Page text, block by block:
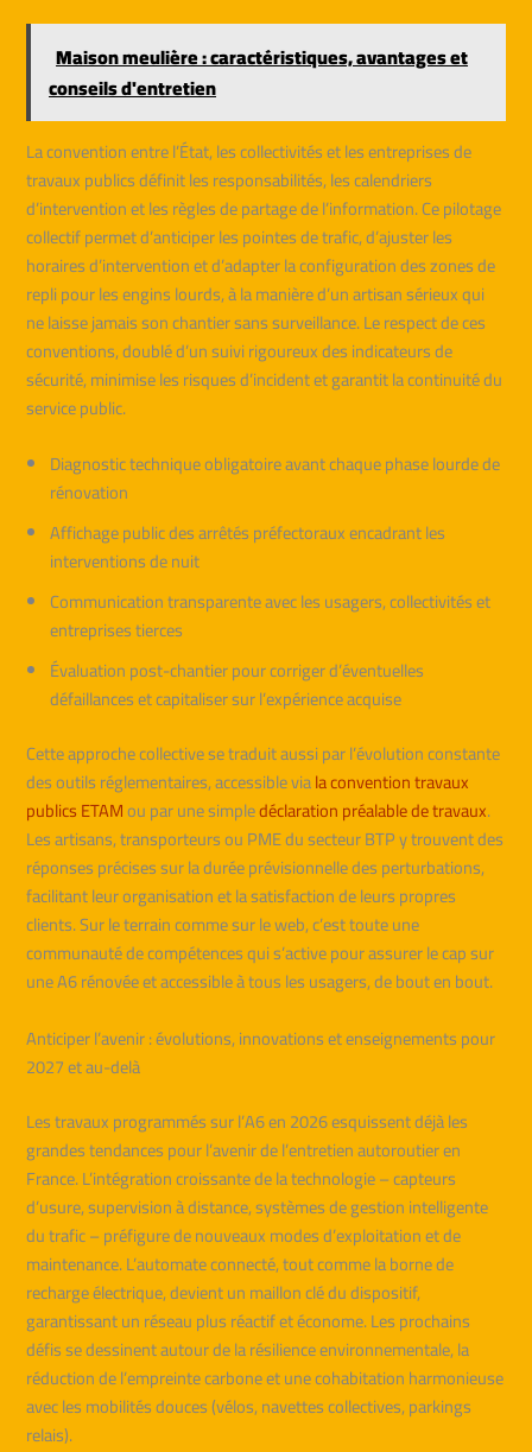
Maison meulière : caractéristiques, avantages et
conseils d'entretien
La convention entre l’État, les collectivités et les entreprises de
travaux publics définit les responsabilités, les calendriers
d’intervention et les règles de partage de l’information. Ce pilotage
collectif permet d’anticiper les pointes de trafic, d’ajuster les
horaires d’intervention et d’adapter la configuration des zones de
repli pour les engins lourds, à la manière d’un artisan sérieux qui
ne laisse jamais son chantier sans surveillance. Le respect de ces
conventions, doublé d’un suivi rigoureux des indicateurs de
sécurité, minimise les risques d’incident et garantit la continuité du
service public.
Diagnostic technique obligatoire avant chaque phase lourde de
rénovation
Affichage public des arrêtés préfectoraux encadrant les
interventions de nuit
Communication transparente avec les usagers, collectivités et
entreprises tierces
Évaluation post-chantier pour corriger d’éventuelles
défaillances et capitaliser sur l’expérience acquise
Cette approche collective se traduit aussi par l’évolution constante
des outils réglementaires, accessible viala convention travaux
publics ETAMou par une simpledéclaration préalable de travaux.
Les artisans, transporteurs ou PME du secteur BTP y trouvent des
réponses précises sur la durée prévisionnelle des perturbations,
facilitant leur organisation et la satisfaction de leurs propres
clients. Sur le terrain comme sur le web, c’est toute une
communauté de compétences qui s’active pour assurer le cap sur
une A6 rénovée et accessible à tous les usagers, de bout en bout.
Anticiper l’avenir : évolutions, innovations et enseignements pour
2027 et au-delà
Les travaux programmés sur l’A6 en 2026 esquissent déjà les
grandes tendances pour l’avenir de l’entretien autoroutier en
France. L’intégration croissante de la technologie – capteurs
d’usure, supervision à distance, systèmes de gestion intelligente
du trafic – préfigure de nouveaux modes d’exploitation et de
maintenance. L’automate connecté, tout comme la borne de
recharge électrique, devient un maillon clé du dispositif,
garantissant un réseau plus réactif et économe. Les prochains
défis se dessinent autour de la résilience environnementale, la
réduction de l’empreinte carbone et une cohabitation harmonieuse
avec les mobilités douces (vélos, navettes collectives, parkings
relais).